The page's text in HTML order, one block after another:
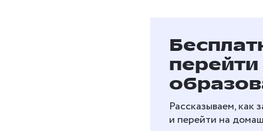
Рассказываем,
и перейти на